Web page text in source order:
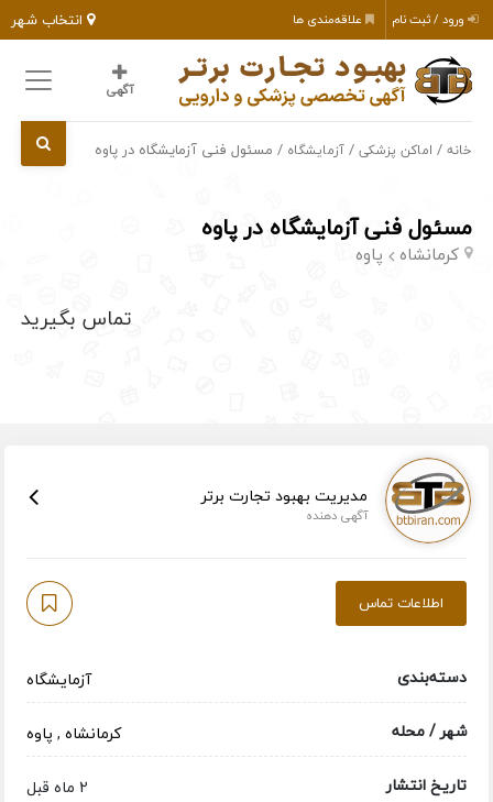
انتخاب شهر ورود / ثبت نام علاقه‌مندی ها
آگهی
خانه / اماکن پزشکی /آزمایشگاه / مسئول فنی آزمایشگاه در پاوه
مسئول فنی آزمایشگاه در پاوه
کرمانشاه پاوه
تماس بگیرید
مدیریت بهبود تجارت برتر
آگهی دهنده
اطلاعات تماس
دسته‌بندی
آزمایشگاه
شهر / محله
کرمانشاه, پاوه
تاریخ انتشار
2 ماه قبل